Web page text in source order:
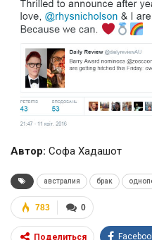
Автор: Софа Хадашот
австралия брак
0
783
Поделиться